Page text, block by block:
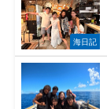
海日記